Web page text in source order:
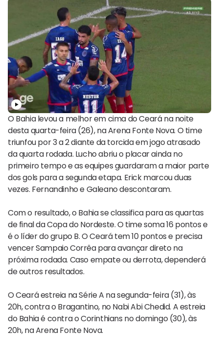
O Bahia levou a melhor em cima do Ceará na noite
desta quarta-feira (26), na Arena Fonte Nova. O time
triunfou por 3 a 2 diante da torcida em jogo atrasado
da quarta rodada. Lucho abriu o placar ainda no
primeiro tempo e as equipes guardaram a maior parte
dos gols para a segunda etapa. Erick marcou duas
vezes. Fernandinho e Galeano descontaram.
Com o resultado, o Bahia se classifica para as quartas
de final da Copa do Nordeste. O time soma 16 pontos e
é o líder do grupo B. O Ceará tem 10 pontos e precisa
vencer Sampaio Corrêa para avançar direto na
próxima rodada. Caso empate ou derrota, dependerá
de outros resultados.
O Ceará estreia na Série A na segunda-feira (31), às
20h, contra o Bragantino, no Nabi Abi Chedid. A estreia
do Bahia é contra o Corinthians no domingo (30), às
20h, na Arena Fonte Nova.